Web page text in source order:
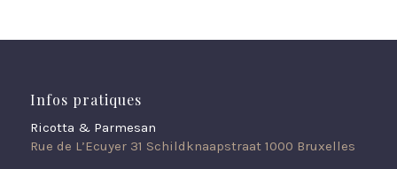
Infos pratiques
Ricotta & Parmesan
Rue de L’Ecuyer 31 Schildknaapstraat 1000 Bruxelles